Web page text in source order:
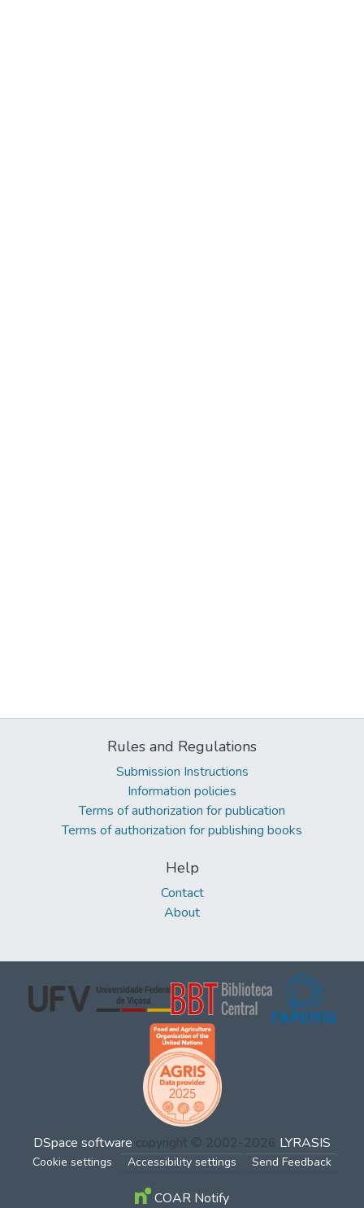
Rules and Regulations
Submission Instructions
Information policies
Terms of authorization for publication
Terms of authorization for publishing books
Help
Contact
About
DSpace software copyright © 2002-2026 LYRASIS
Cookie settings Accessibility settings Send Feedback
COAR Notify